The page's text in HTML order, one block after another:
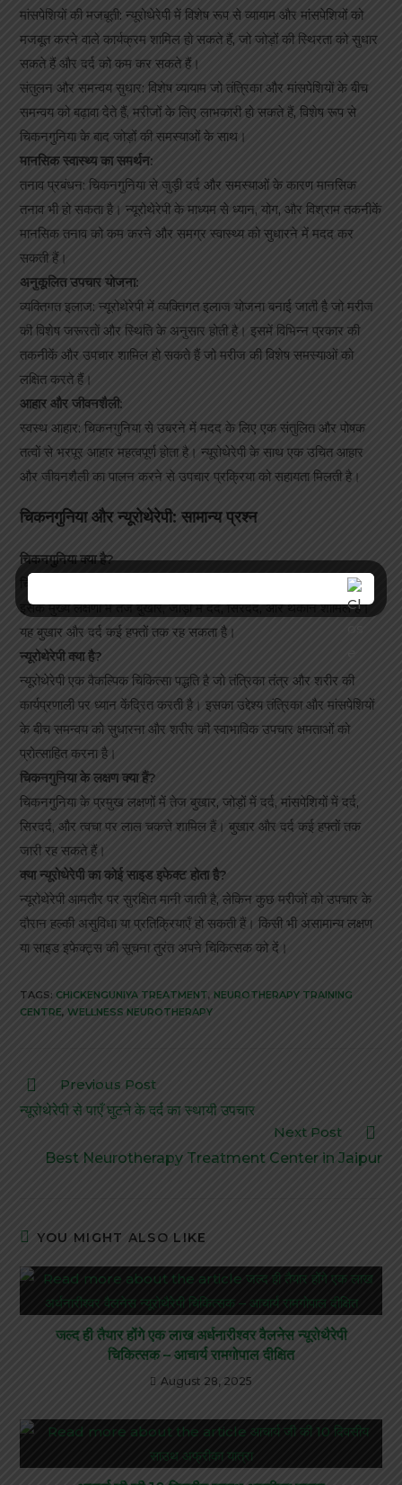
मांसपेशियों की मजबूती: न्यूरोथेरेपी में विशेष रूप से व्यायाम और मांसपेशियों को
मजबूत करने वाले कार्यक्रम शामिल हो सकते हैं, जो जोड़ों की स्थिरता को सुधार
सकते हैं और दर्द को कम कर सकते हैं।
संतुलन और समन्वय सुधार: विशेष व्यायाम जो तंत्रिका और मांसपेशियों के बीच
समन्वय को बढ़ावा देते हैं, मरीजों के लिए लाभकारी हो सकते हैं, विशेष रूप से
चिकनगुनिया के बाद जोड़ों की समस्याओं के साथ।
मानसिक स्वास्थ्य का समर्थन:
तनाव प्रबंधन: चिकनगुनिया से जुड़ी दर्द और समस्याओं के कारण मानसिक
तनाव भी हो सकता है। न्यूरोथेरेपी के माध्यम से ध्यान, योग, और विश्राम तकनीकें
मानसिक तनाव को कम करने और समग्र स्वास्थ्य को सुधारने में मदद कर
सकती हैं।
अनुकूलित उपचार योजना:
व्यक्तिगत इलाज: न्यूरोथेरेपी में व्यक्तिगत इलाज योजना बनाई जाती है जो मरीज
की विशेष जरूरतों और स्थिति के अनुसार होती है। इसमें विभिन्न प्रकार की
तकनीकें और उपचार शामिल हो सकते हैं जो मरीज की विशेष समस्याओं को
लक्षित करते हैं।
आहार और जीवनशैली:
स्वस्थ आहार: चिकनगुनिया से उबरने में मदद के लिए एक संतुलित और पोषक
तत्वों से भरपूर आहार महत्वपूर्ण होता है। न्यूरोथेरेपी के साथ एक उचित आहार
और जीवनशैली का पालन करने से उपचार प्रक्रिया को सहायता मिलती है।
चिकनगुनिया और न्यूरोथेरेपी: सामान्य प्रश्न
चिकनगुनिया क्या है?
चिकनगुनिया एक वायरल संक्रमण है जो एडीज़ मच्छरों के काटने से फैलता है।
इसके मुख्य लक्षणों में तेज बुखार, जोड़ों में दर्द, सिरदर्द, और थकान शामिल हैं।
यह बुखार और दर्द कई हफ्तों तक रह सकता है।
न्यूरोथेरेपी क्या है?
न्यूरोथेरेपी एक वैकल्पिक चिकित्सा पद्धति है जो तंत्रिका तंत्र और शरीर की
कार्यप्रणाली पर ध्यान केंद्रित करती है। इसका उद्देश्य तंत्रिका और मांसपेशियों
के बीच समन्वय को सुधारना और शरीर की स्वाभाविक उपचार क्षमताओं को
प्रोत्साहित करना है।
चिकनगुनिया के लक्षण क्या हैं?
चिकनगुनिया के प्रमुख लक्षणों में तेज बुखार, जोड़ों में दर्द, मांसपेशियों में दर्द,
सिरदर्द, और त्वचा पर लाल चकत्ते शामिल हैं। बुखार और दर्द कई हफ्तों तक
जारी रह सकते हैं।
क्या न्यूरोथेरेपी का कोई साइड इफेक्ट होता है?
न्यूरोथेरेपी आमतौर पर सुरक्षित मानी जाती है, लेकिन कुछ मरीजों को उपचार के
दौरान हल्की असुविधा या प्रतिक्रियाएँ हो सकती हैं। किसी भी असामान्य लक्षण
या साइड इफेक्ट्स की सूचना तुरंत अपने चिकित्सक को दें।
TAGS: CHICKENGUNIYA TREATMENT, NEUROTHERAPY TRAINING
CENTRE, WELLNESS NEUROTHERAPY
Previous Post
न्यूरोथेरेपी से पाएँ घुटने के दर्द का स्थायी उपचार
Next Post
Best Neurotherapy Treatment Center in Jaipur
YOU MIGHT ALSO LIKE
जल्द ही तैयार होंगे एक लाख अर्धनारीश्वर वैलनेस न्यूरोथैरेपी
चिकित्सक – आचार्य रामगोपाल दीक्षित
August 28, 2025